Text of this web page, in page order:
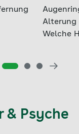
Alterung
Welche
& Psyche